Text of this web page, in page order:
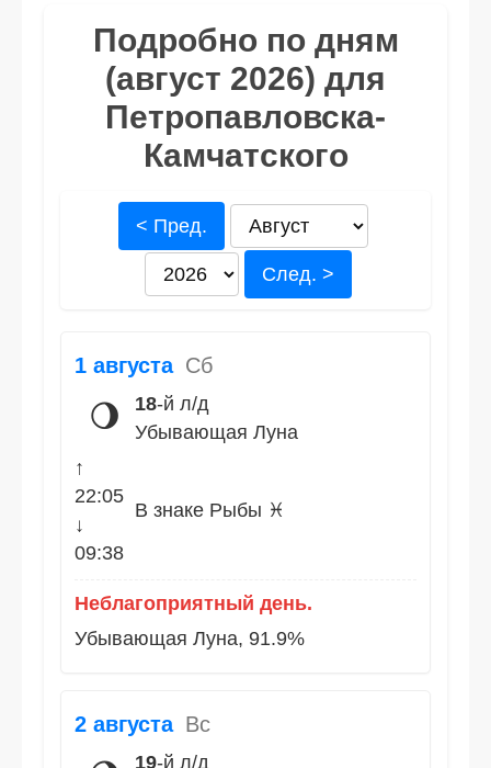
Подробно по дням
(август 2026) для
Петропавловска-
Камчатского
< Пред.
След. >
1 августа Сб
🌖 18-й л/д
Убывающая Луна
↑
22:05
↓
09:38
В знаке Рыбы ♓
Неблагоприятный день.
Убывающая Луна, 91.9%
2 августа Вс
19-й л/д